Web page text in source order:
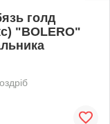
голд
"BOLERO"